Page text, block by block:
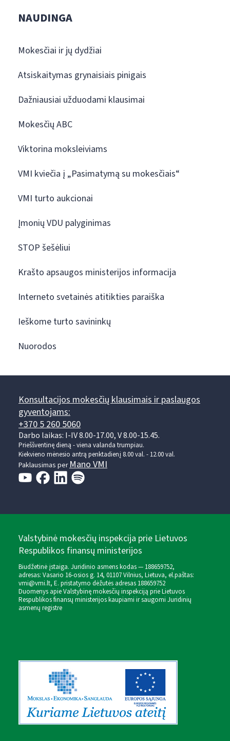
NAUDINGA
Mokesčiai ir jų dydžiai
Atsiskaitymas grynaisiais pinigais
Dažniausiai užduodami klausimai
Mokesčių ABC
Viktorina moksleiviams
VMI kviečia į „Pasimatymą su mokesčiais“
VMI turto aukcionai
Įmonių VDU palyginimas
STOP šešėliui
Krašto apsaugos ministerijos informacija
Interneto svetainės atitikties paraiška
Ieškome turto savininkų
Nuorodos
Konsultacijos mokesčių klausimais ir paslaugos
gyventojams:
+370 5 260 5060
Darbo laikas: I-IV 8.00-17.00, V 8.00-15.45.
Prieššventinę dieną - viena valanda trumpiau.
Kiekvieno mėnesio antrą penktadienį 8.00 val. - 12.00 val.
Paklausimas perMano VMI
Valstybinė mokesčių inspekcija prie Lietuvos
Respublikos finansų ministerijos
Biudžetinė įstaiga. Juridinio asmens kodas — 188659752,
adresas: Vasario 16-osios g. 14, 01107 Vilnius, Lietuva, el.paštas:
vmi@vmi.lt, E. pristatymo dėžutės adresas 188659752
Duomenys apie Valstybinę mokesčių inspekciją prie Lietuvos
Respublikos finansų ministerijos kaupiami ir saugomi Juridinių
asmenų registre